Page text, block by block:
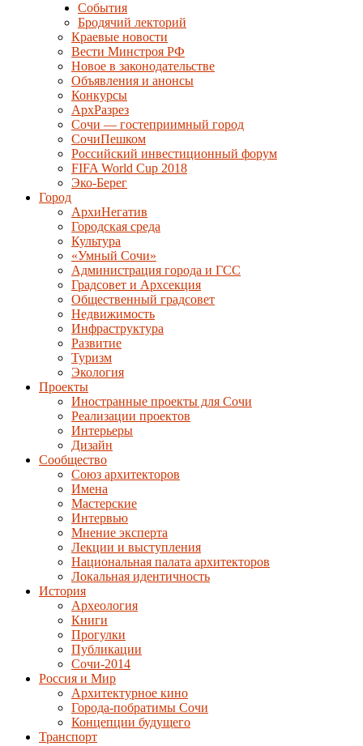
События
Бродячий лекторий
Краевые новости
Вести Минстроя РФ
Новое в законодательстве
Объявления и анонсы
Конкурсы
АрхРазрез
Сочи — гостеприимный город
СочиПешком
Российский инвестиционный форум
FIFA World Cup 2018
Эко-Берег
Город
АрхиНегатив
Городская среда
Культура
«Умный Сочи»
Администрация города и ГСС
Градсовет и Архсекция
Общественный градсовет
Недвижимость
Инфраструктура
Развитие
Туризм
Экология
Проекты
Иностранные проекты для Сочи
Реализации проектов
Интерьеры
Дизайн
Сообщество
Союз архитекторов
Имена
Мастерские
Интервью
Мнение эксперта
Лекции и выступления
Национальная палата архитекторов
Локальная идентичность
История
Археология
Книги
Прогулки
Публикации
Сочи-2014
Россия и Мир
Архитектурное кино
Города-побратимы Сочи
Концепции будущего
Транспорт